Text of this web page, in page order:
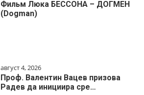
Фильм Люка БЕССОНА – ДОГМЕН
(Dogman)
август 4, 2026
Проф. Валентин Вацев призова
Радев да инициира сре…